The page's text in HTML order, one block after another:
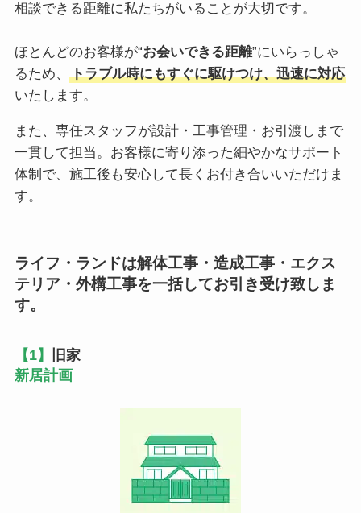
相談できる距離に私たちがいることが大切です。
ほとんどのお客様が“お会いできる距離”にいらっしゃ
るため、
トラブル時にもすぐに駆けつけ、迅速に対応
いたします。
また、専任スタッフが設計・工事管理・お引渡しまで
一貫して担当。お客様に寄り添った細やかなサポート
体制で、施工後も安心して長くお付き合いいただけま
す。
ライフ・ランドは解体工事・造成工事・エクス
テリア・外構工事を一括してお引き受け致しま
す。
【1】
旧家
新居計画